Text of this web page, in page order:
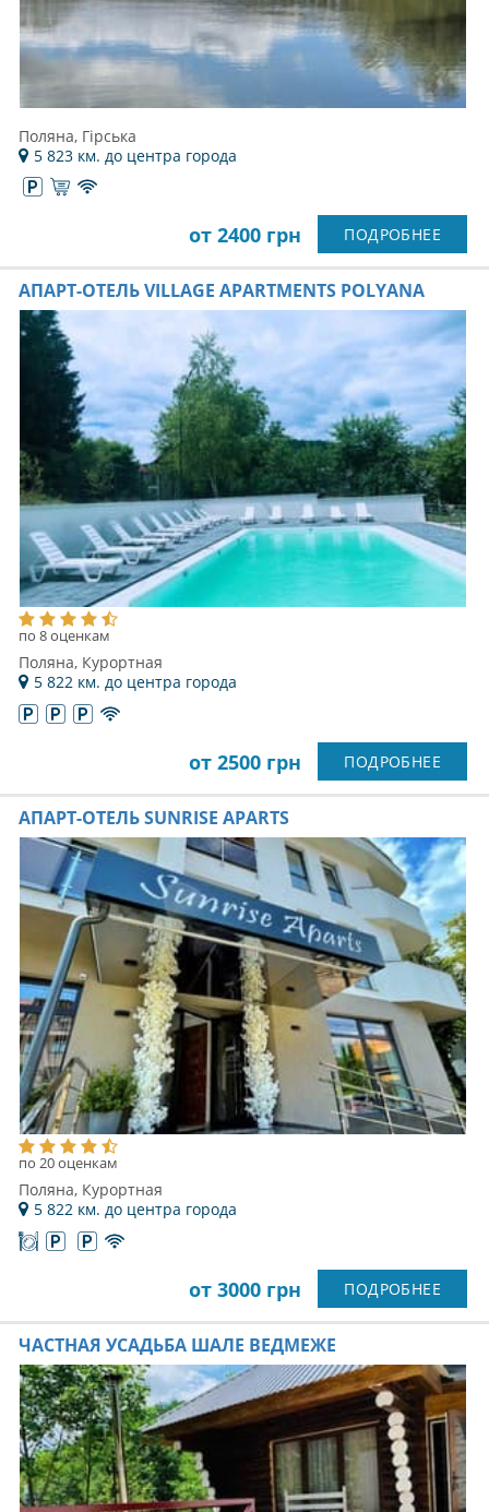
Поляна, Гірська
5 823 км. до центра города
от 2400 грн ПОДРОБНЕЕ
АПАРТ-ОТЕЛЬ VILLAGE APARTMENTS POLYANA
по 8 оценкам
Поляна, Курортная
5 822 км. до центра города
от 2500 грн ПОДРОБНЕЕ
АПАРТ-ОТЕЛЬ SUNRISE APARTS
по 20 оценкам
Поляна, Курортная
5 822 км. до центра города
от 3000 грн ПОДРОБНЕЕ
ЧАСТНАЯ УСАДЬБА ШАЛЕ ВЕДМЕЖЕ